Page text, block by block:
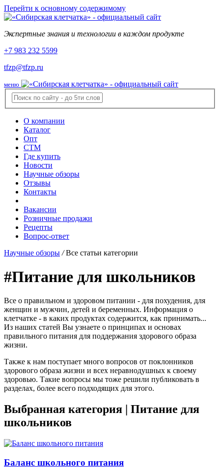
Перейти к основному содержимому
Экспертные знания и технологии в каждом продукте
+7 983 232 5599
tfzp@tfzp.ru
меню
О компании
Каталог
Опт
СТМ
Где купить
Новости
Научные обзоры
Отзывы
Контакты
Вакансии
Розничные продажи
Рецепты
Вопрос-ответ
Научные обзоры / Все статьи категории
#Питание для школьников
Все о правильном и здоровом питании - для похудения, для
женщин и мужчин, детей и беременных. Информация о
клетчатке - в каких продуктах содержится, как принимать...
Из наших статей Вы узнаете о принципах и основах
правильного питания для поддержания здорового образа
жизни.
Также к нам поступает много вопросов от поклонников
здорового образа жизни и всех неравнодушных к своему
здоровью. Такие вопросы мы тоже решили публиковать в
разделах, более всего подходящих для этого.
Выбранная категория | Питание для
школьников
Баланс школьного питания